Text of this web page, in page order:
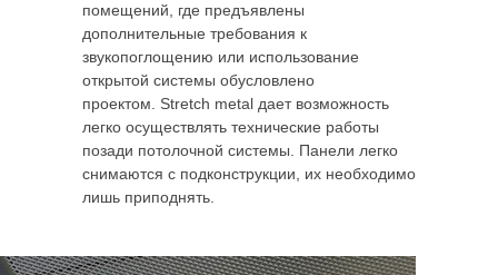
помещений, где предъявлены
дополнительные требования к
звукопоглощению или использование
открытой системы обусловлено
проектом. Stretch metal дает возможность
легко осуществлять технические работы
позади потолочной системы. Панели легко
снимаются с подконструкции, их необходимо
лишь приподнять.